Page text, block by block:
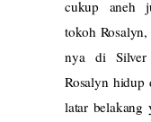
cukup aneh
tokoh
nya di Silver
Rosalyn hidup
latar belakang